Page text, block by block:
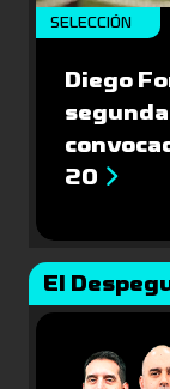
SELECCIÓN
Diego
20
El